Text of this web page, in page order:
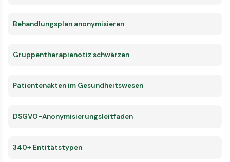
Behandlungsplan anonymisieren
Gruppentherapienotiz schwärzen
Patientenakten im Gesundheitswesen
DSGVO-Anonymisierungsleitfaden
340+ Entitätstypen